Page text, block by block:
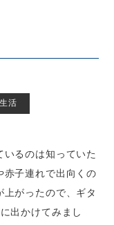
活
るのは知っていた
赤子連れで出向くの
がったので、ギタ
出かけてみまし